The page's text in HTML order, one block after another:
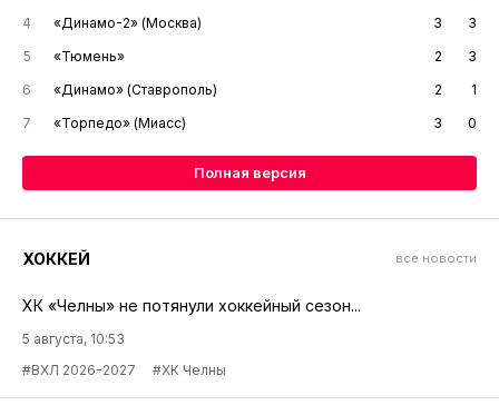
4
«Динамо-2» (Москва) 3
3
5
«Тюмень» 2
3
6
«Динамо» (Ставрополь) 2
1
7
«Торпедо» (Миасс) 3 0
Полная версия
ХОККЕЙ все новости
ХК «Челны» не потянули хоккейный сезон...
5 августа, 10:53
#ВХЛ 2026-2027
#ХК Челны